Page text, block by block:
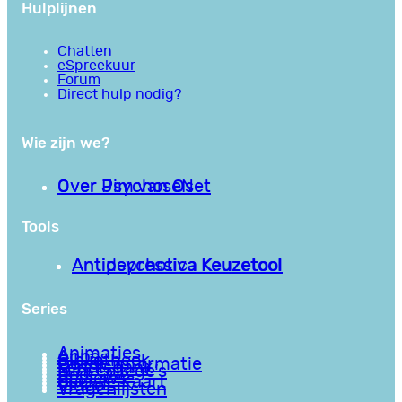
Hulplijnen
Chatten
eSpreekuur
Forum
Direct hulp nodig?
Wie zijn we?
Over PsychoseNet
Over Jim van Os
Tools
Antipsychotica Keuzetool
Antidepressiva Keuzetool
Series
Animaties
Apps
Bibliotheek
Goede informatie
Kennisbank
Mini college’s
Podcasts
Reviews
Sociale Kaart
Video’s
Vragenlijsten